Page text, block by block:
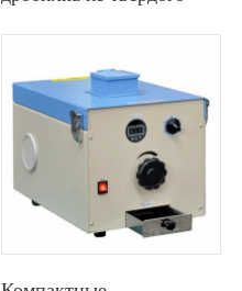
для подготовки проб
минеральной руды